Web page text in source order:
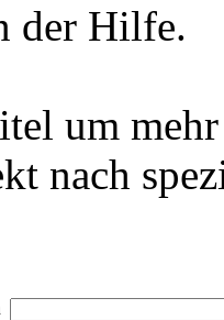
der Hilfe.
um
nach